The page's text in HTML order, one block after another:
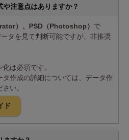
や注意点はありますか？
）、PSD（Photoshop） で
タを見て判断可能ですが、非推奨
は必須です。
タ作成の詳細については、データ作
い。
ド